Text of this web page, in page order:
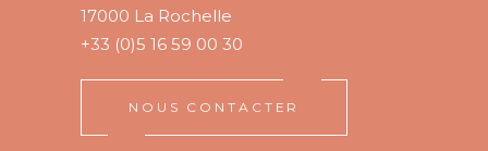
17000 La Rochelle
+33 (0)5 16 59 00 30
NOUS CONTACTER